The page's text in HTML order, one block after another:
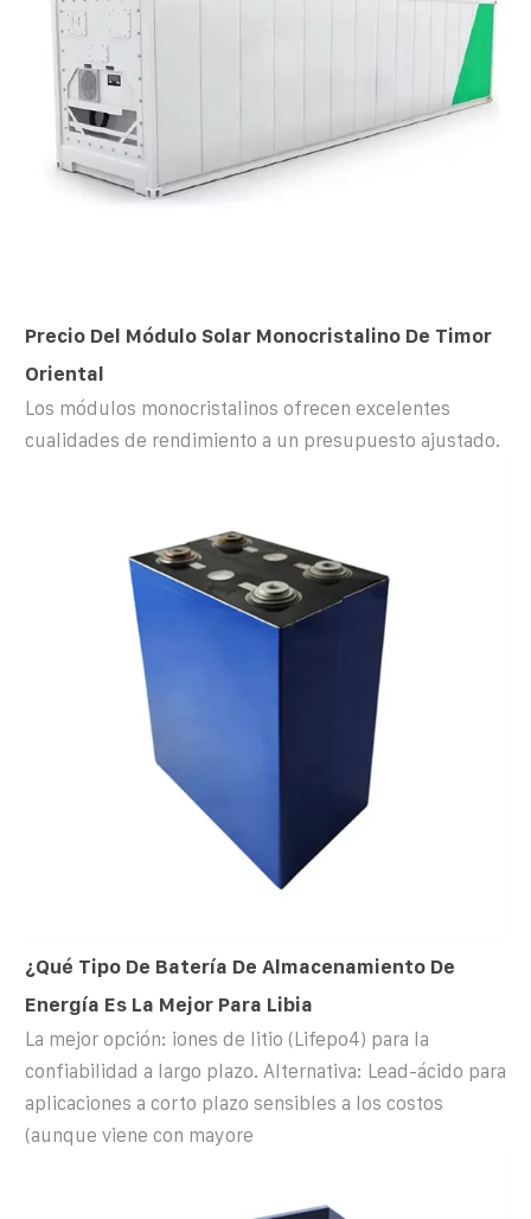
Precio Del Módulo Solar Monocristalino De Timor
Oriental
Los módulos monocristalinos ofrecen excelentes
cualidades de rendimiento a un presupuesto ajustado.
¿Qué Tipo De Batería De Almacenamiento De
Energía Es La Mejor Para Libia
La mejor opción: iones de litio (Lifepo4) para la
confiabilidad a largo plazo. Alternativa: Lead-ácido para
aplicaciones a corto plazo sensibles a los costos
(aunque viene con mayore